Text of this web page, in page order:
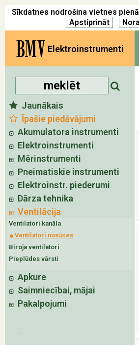
Sīkdatnes nodrošina vietnes
BMV Elektroinstrumenti
Jaunākais
Īpašie piedāvājumi
Akumulatora instrumenti
Elektroinstrumenti
Mērinstrumenti
Pneimatiskie instrumenti
Elektroinstr. piederumi
Dārza tehnika
Ventilācija
Ventilatori kanāla
Ventilatori nosūces
Biroja ventilatori
Pieplūdes vārsti
Apkure
Saimniecībai, mājai
Pakalpojumi